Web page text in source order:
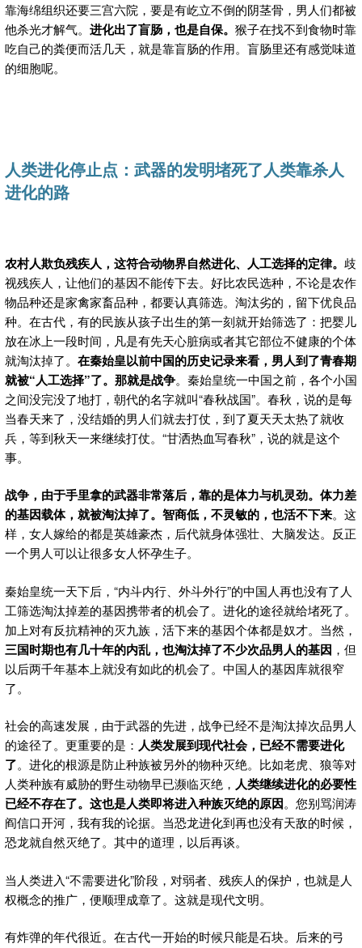
靠海绵组织还要三宫六院，要是有屹立不倒的阴茎骨，男人们都被
他杀光才解气。 进化出了盲肠，也是自保。 猴子在找不到食物时靠
吃自己的粪便而活几天，就是靠盲肠的作用。盲肠里还有感觉味道
的细胞呢。
人类进化停止点：武器的发明堵死了人类靠杀人
进化的路
农村人欺负残疾人，这符合动物界自然进化、人工选择的定律。 歧
视残疾人，让他们的基因不能传下去。好比农民选种，不论是农作
物品种还是家禽家畜品种，都要认真筛选。淘汰劣的，留下优良品
种。在古代，有的民族从孩子出生的第一刻就开始筛选了：把婴儿
放在冰上一段时间，凡是有先天心脏病或者其它部位不健康的个体
就淘汰掉了。 在秦始皇以前中国的历史记录来看，男人到了青春期
就被“人工选择”了。那就是战争。秦始皇统一中国之前，各个小国
之间没完没了地打，朝代的名字就叫“春秋战国”。春秋，说的是每
当春天来了，没结婚的男人们就去打仗，到了夏天天太热了就收
兵，等到秋天一来继续打仗。“甘洒热血写春秋”，说的就是这个
事。
战争，由于手里拿的武器非常落后，靠的是体力与机灵劲。体力差
的基因载体，就被淘汰掉了。智商低，不灵敏的，也活不下来。这
样，女人嫁给的都是英雄豪杰，后代就身体强壮、大脑发达。反正
一个男人可以让很多女人怀孕生子。
秦始皇统一天下后，“内斗内行、外斗外行”的中国人再也没有了人
工筛选淘汰掉差的基因携带者的机会了。进化的途径就给堵死了。
加上对有反抗精神的灭九族，活下来的基因个体都是奴才。当然，
三国时期也有几十年的内乱，也淘汰掉了不少次品男人的基因 ，但
以后两千年基本上就没有如此的机会了。中国人的基因库就很窄
了。
社会的高速发展，由于武器的先进，战争已经不是淘汰掉次品男人
的途径了。更重要的是： 人类发展到现代社会，已经不需要进化
了。进化的根源是防止种族被另外的物种灭绝。比如老虎、狼等对
人类种族有威胁的野生动物早已濒临灭绝， 人类继续进化的必要性
已经不存在了。这也是人类即将进入种族灭绝的原因。您别骂润涛
阎信口开河，我有我的论据。当恐龙进化到再也没有天敌的时候，
恐龙就自然灭绝了。其中的道理，以后再谈。
当人类进入“不需要进化”阶段，对弱者、残疾人的保护，也就是人
权概念的推广，便顺理成章了。这就是现代文明。
有炸弹的年代很近。在古代一开始的时候只能是石块。后来的弓